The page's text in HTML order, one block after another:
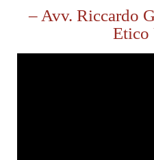
– Avv. Riccardo
Etico